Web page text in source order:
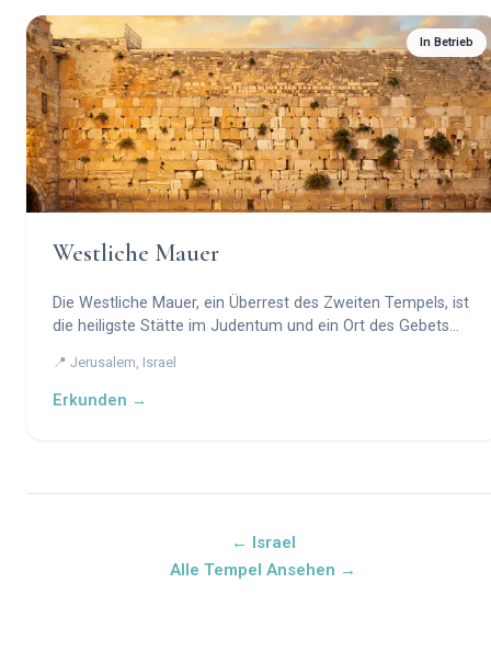
In Betrieb
Westliche Mauer
Die Westliche Mauer, ein Überrest des Zweiten Tempels, ist
die heiligste Stätte im Judentum und ein Ort des Gebets
📍 Jerusalem, Israel
Erkunden →
← Israel
Alle Tempel Ansehen →